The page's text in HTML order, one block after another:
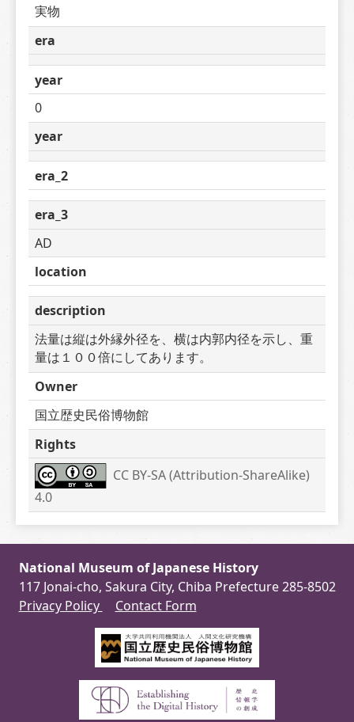
実物
era
year
0
year
era_2
era_3
AD
location
description
法量は縦は外縁外径を、横は内郭内径を示し、重
量は１００倍にしてあります。
Owner
国立歴史民俗博物館
Rights
CC BY-SA (Attribution-ShareAlike)
4.0
National Museum of Japanese History
117 Jonai-cho, Sakura City, Chiba Prefecture 285-8502
Privacy Policy
Contact Form